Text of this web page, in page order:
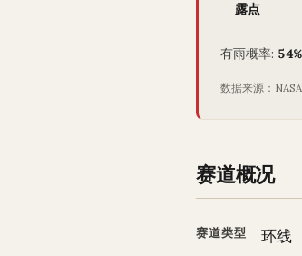
露点
有雨概率: 54%
数据来源：
赛道概况
赛道类型 环线